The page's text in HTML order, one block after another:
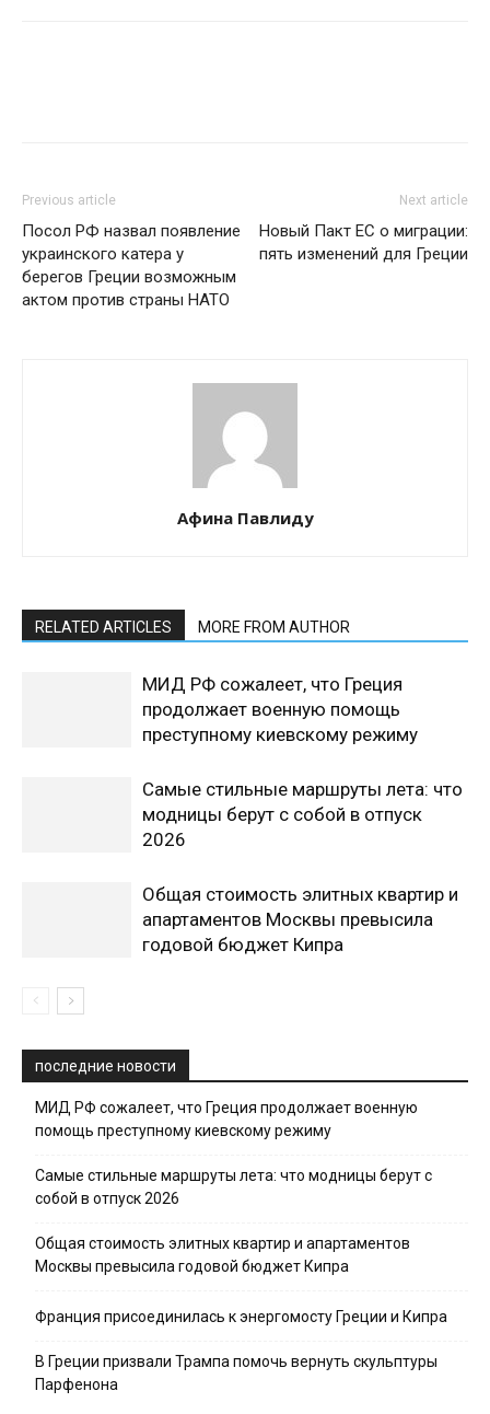
Previous article
Посол РФ назвал появление
украинского катера у
берегов Греции возможным
актом против страны НАТО
Next article
Новый Пакт ЕС о миграции:
пять изменений для Греции
Афина Павлиду
RELATED ARTICLES MORE FROM AUTHOR
МИД РФ сожалеет, что Греция
продолжает военную помощь
преступному киевскому режиму
Самые стильные маршруты лета: что
модницы берут с собой в отпуск
2026
Общая стоимость элитных квартир и
апартаментов Москвы превысила
годовой бюджет Кипра
последние новости
МИД РФ сожалеет, что Греция продолжает военную
помощь преступному киевскому режиму
Самые стильные маршруты лета: что модницы берут с
собой в отпуск 2026
Общая стоимость элитных квартир и апартаментов
Москвы превысила годовой бюджет Кипра
Франция присоединилась к энергомосту Греции и Кипра
В Греции призвали Трампа помочь вернуть скульптуры
Парфенона